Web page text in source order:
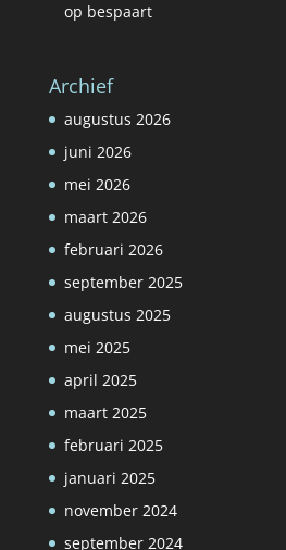
op bespaart
Archief
augustus 2026
juni 2026
mei 2026
maart 2026
februari 2026
september 2025
augustus 2025
mei 2025
april 2025
maart 2025
februari 2025
januari 2025
november 2024
september 2024